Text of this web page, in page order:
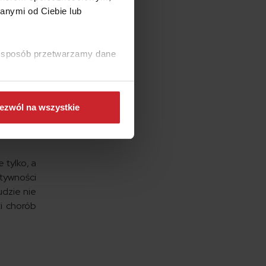
od Ciebie lub
przetwarzamy dane
na wszystkie
serca
za
budżet
tylko, a
nie
chorób